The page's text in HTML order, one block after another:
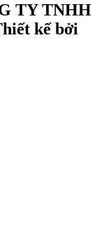
TY TNHH
kế bởi